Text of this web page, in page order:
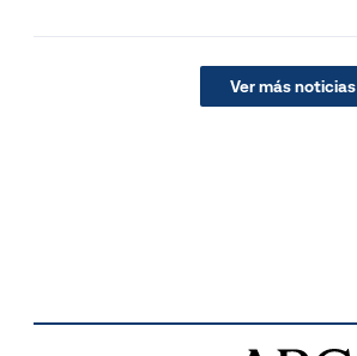
Ver más noticias